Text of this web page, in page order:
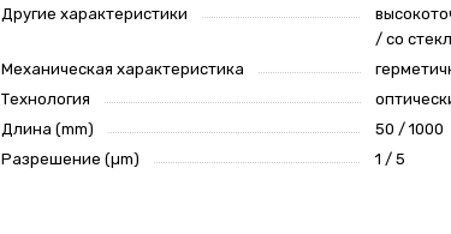
Другие характеристики
/ со
Механическая характеристика
Технология
Длина (mm)
50 / 1000
Разрешение (µm)
1 / 5